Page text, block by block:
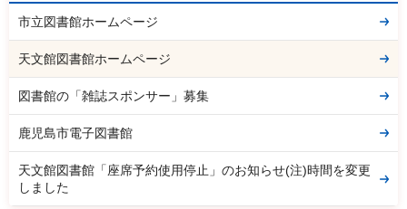
市立図書館ホームページ
天文館図書館ホームページ
図書館の「雑誌スポンサー」募集
鹿児島市電子図書館
天文館図書館「座席予約使用停止」のお知らせ(注)時間を変更
しました